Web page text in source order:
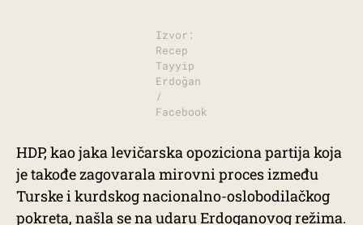
Izvor:
Recep
Tayyip
Erdoğan
/
Facebook
HDP, kao jaka levičarska opoziciona partija koja
je takođe zagovarala mirovni proces između
Turske i kurdskog nacionalno-oslobodilačkog
pokreta, našla se na udaru Erdoganovog režima.